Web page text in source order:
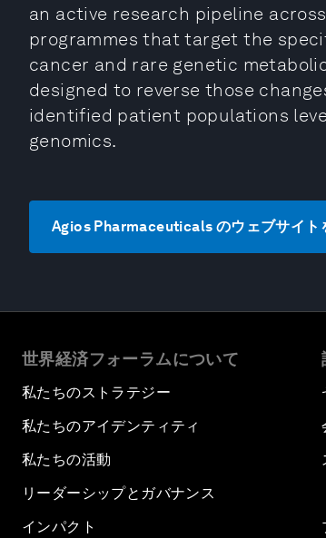
an active research pipeline
programmes that target the
cancer and rare genetic
designed to reverse those
identified patient populations
genomics.
Agios Pharmaceuticals のウェブサイト
世界経済フォーラムについて
私たちのストラテジー
私たちのアイデンティティ
私たちの活動
リーダーシップとガバナンス
インパクト